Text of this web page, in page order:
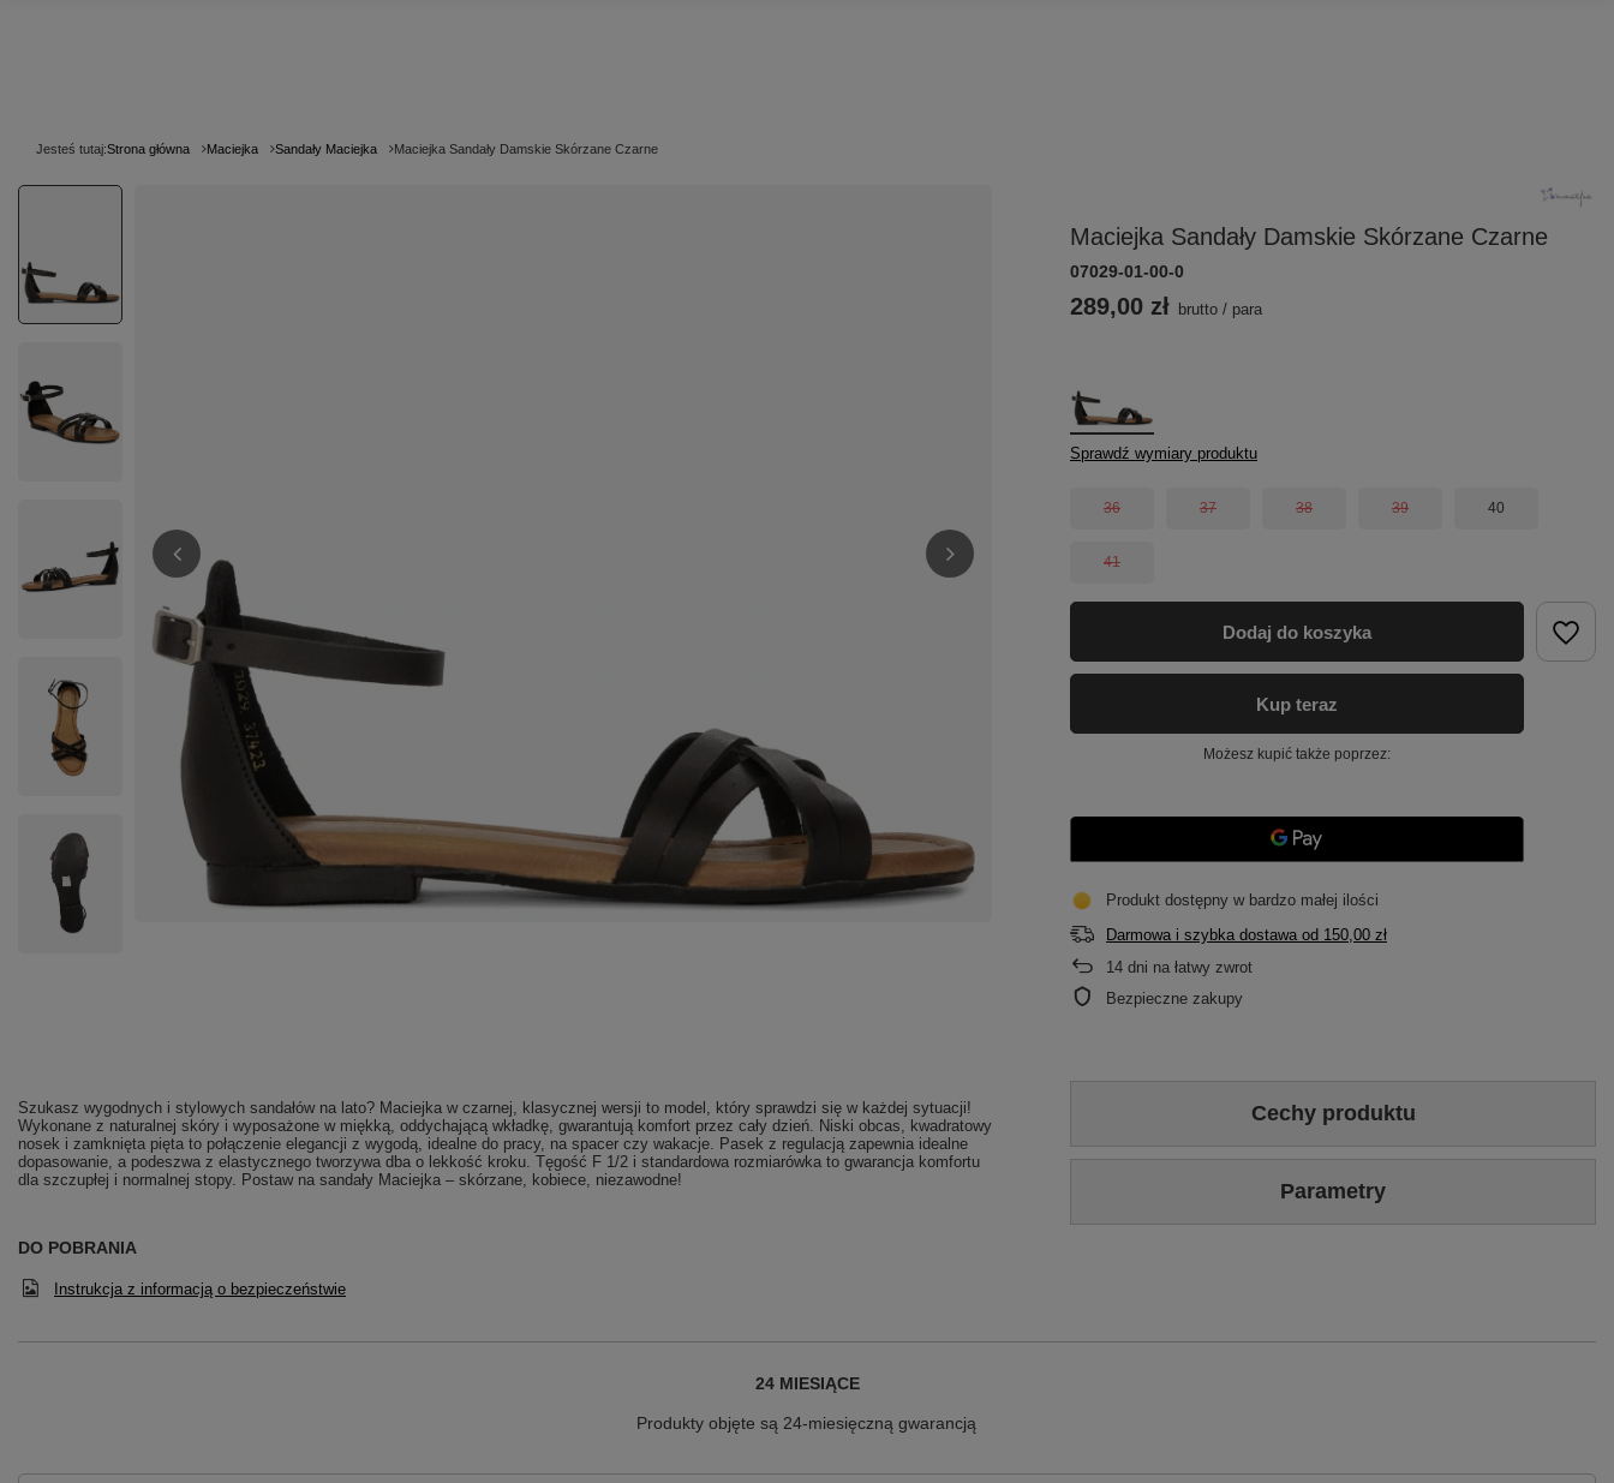
Jesteś tutaj:Strona główna Maciejka Sandały Maciejka Maciejka Sandały Damskie Skórzane Czarne
Maciejka Sandały Damskie Skórzane Czarne
07029-01-00-0
289,00 zł brutto / para
Sprawdź wymiary produktu
36 37 38 39 40
41
Dodaj do koszyka
Kup teraz
Możesz kupić także poprzez:
Produkt dostępny w bardzo małej ilości
Darmowa i szybka dostawa od 150,00 zł
14 dni na łatwy zwrot
Bezpieczne zakupy
Szukasz wygodnych i stylowych sandałów na lato? Maciejka w czarnej, klasycznej wersji to model, który sprawdzi się w każdej sytuacji!
Wykonane z naturalnej skóry i wyposażone w miękką, oddychającą wkładkę, gwarantują komfort przez cały dzień. Niski obcas, kwadratowy
nosek i zamknięta pięta to połączenie elegancji z wygodą, idealne do pracy, na spacer czy wakacje. Pasek z regulacją zapewnia idealne
dopasowanie, a podeszwa z elastycznego tworzywa dba o lekkość kroku. Tęgość F 1/2 i standardowa rozmiarówka to gwarancja komfortu
dla szczupłej i normalnej stopy. Postaw na sandały Maciejka – skórzane, kobiece, niezawodne!
Cechy produktu
noszonego rozmiaru)
Parametry
DO POBRANIA
Instrukcja z informacją o bezpieczeństwie
24 MIESIĄCE
Produkty objęte są 24-miesięczną gwarancją